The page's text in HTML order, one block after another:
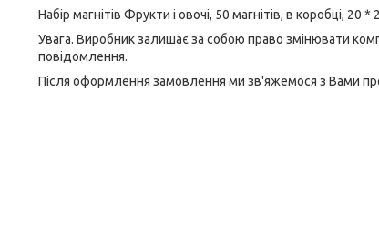
Набір магнітів Фрукти і овочі, 50 магнітів, в коробці, 20
Увага. Виробник залишає за собою право змінювати
повідомлення.
Після оформлення замовлення ми зв'яжемося з Вами